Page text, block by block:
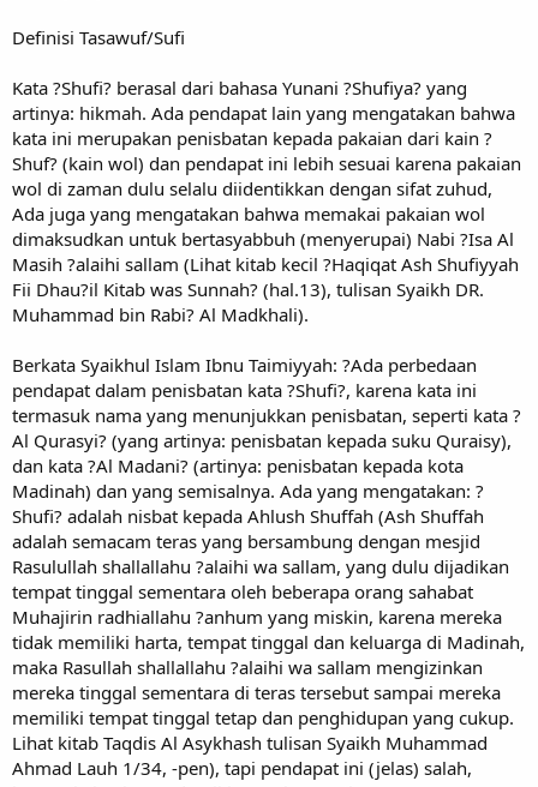
Definisi Tasawuf/Sufi
Kata ?Shufi? berasal dari bahasa Yunani ?Shufiya? yang
artinya: hikmah. Ada pendapat lain yang mengatakan bahwa
kata ini merupakan penisbatan kepada pakaian dari kain ?
Shuf? (kain wol) dan pendapat ini lebih sesuai karena pakaian
wol di zaman dulu selalu diidentikkan dengan sifat zuhud,
Ada juga yang mengatakan bahwa memakai pakaian wol
dimaksudkan untuk bertasyabbuh (menyerupai) Nabi ?Isa Al
Masih ?alaihi sallam (Lihat kitab kecil ?Haqiqat Ash Shufiyyah
Fii Dhau?il Kitab was Sunnah? (hal.13), tulisan Syaikh DR.
Muhammad bin Rabi? Al Madkhali).
Berkata Syaikhul Islam Ibnu Taimiyyah: ?Ada perbedaan
pendapat dalam penisbatan kata ?Shufi?, karena kata ini
termasuk nama yang menunjukkan penisbatan, seperti kata ?
Al Qurasyi? (yang artinya: penisbatan kepada suku Quraisy),
dan kata ?Al Madani? (artinya: penisbatan kepada kota
Madinah) dan yang semisalnya. Ada yang mengatakan: ?
Shufi? adalah nisbat kepada Ahlush Shuffah (Ash Shuffah
adalah semacam teras yang bersambung dengan mesjid
Rasulullah shallallahu ?alaihi wa sallam, yang dulu dijadikan
tempat tinggal sementara oleh beberapa orang sahabat
Muhajirin radhiallahu ?anhum yang miskin, karena mereka
tidak memiliki harta, tempat tinggal dan keluarga di Madinah,
maka Rasullah shallallahu ?alaihi wa sallam mengizinkan
mereka tinggal sementara di teras tersebut sampai mereka
memiliki tempat tinggal tetap dan penghidupan yang cukup.
Lihat kitab Taqdis Al Asykhash tulisan Syaikh Muhammad
Ahmad Lauh 1/34, -pen), tapi pendapat ini (jelas) salah,